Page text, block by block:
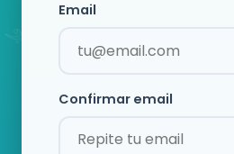
Email
Confirmar email